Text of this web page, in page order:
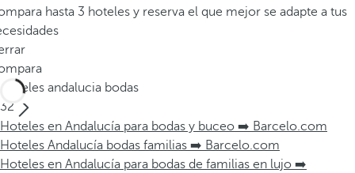
hasta 3 hoteles y reserva el que mejor se adapte a tus
Hoteles andalucia bodas
32
Hoteles en Andalucía para bodas y buceo ➡️ Barcelo.com
Hoteles Andalucía bodas familias ➡️ Barcelo.com
Hoteles en Andalucía para bodas de familias en lujo ➡️